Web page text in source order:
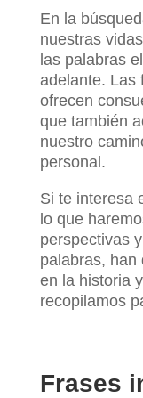
En la
nuestras
las palabras
adelante. Las
ofrecen
que también
nuestro
personal.
Si te interesa
lo que
perspectivas
palabras, han
en la historia
recopilamos
Frases